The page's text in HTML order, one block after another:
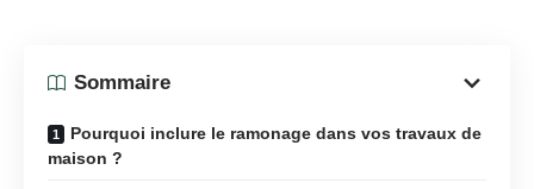
Sommaire
Pourquoi inclure le ramonage dans vos travaux de
maison ?